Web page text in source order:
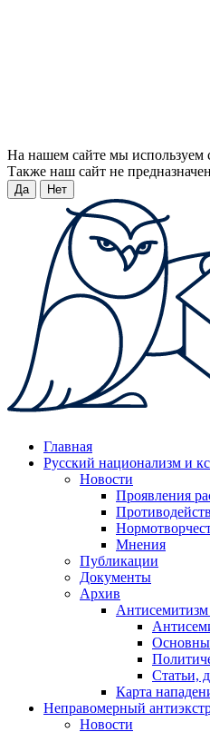
На нашем сайте мы используем
Также наш сайт не
Да Нет
Главная
Русский национализм и
Новости
Проявления
Мнения
Публикации
Документы
Архив
Антисемитизм
Статьи,
Карта
Неправомерный
Новости